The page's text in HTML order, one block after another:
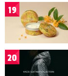
19
20